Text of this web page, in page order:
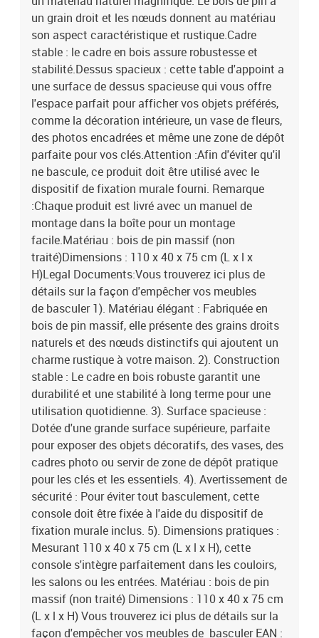
un grain droit et les nœuds donnent au matériau
son aspect caractéristique et rustique.Cadre
stable : le cadre en bois assure robustesse et
stabilité.Dessus spacieux : cette table d'appoint a
une surface de dessus spacieuse qui vous offre
l'espace parfait pour afficher vos objets préférés,
comme la décoration intérieure, un vase de fleurs,
des photos encadrées et même une zone de dépôt
parfaite pour vos clés.Attention :Afin d'éviter qu'il
ne bascule, ce produit doit être utilisé avec le
dispositif de fixation murale fourni. Remarque
:Chaque produit est livré avec un manuel de
montage dans la boîte pour un montage
facile.Matériau : bois de pin massif (non
traité)Dimensions : 110 x 40 x 75 cm (L x l x
H)Legal Documents:Vous trouverez ici plus de
détails sur la façon d'empêcher vos meubles
de basculer 1). Matériau élégant : Fabriquée en
bois de pin massif, elle présente des grains droits
naturels et des nœuds distinctifs qui ajoutent un
charme rustique à votre maison. 2). Construction
stable : Le cadre en bois robuste garantit une
durabilité et une stabilité à long terme pour une
utilisation quotidienne. 3). Surface spacieuse :
Dotée d'une grande surface supérieure, parfaite
pour exposer des objets décoratifs, des vases, des
cadres photo ou servir de zone de dépôt pratique
pour les clés et les essentiels. 4). Avertissement de
sécurité : Pour éviter tout basculement, cette
console doit être fixée à l'aide du dispositif de
fixation murale inclus. 5). Dimensions pratiques :
Mesurant 110 x 40 x 75 cm (L x l x H), cette
console s'intègre parfaitement dans les couloirs,
les salons ou les entrées. Matériau : bois de pin
massif (non traité) Dimensions : 110 x 40 x 75 cm
(L x l x H) Vous trouverez ici plus de détails sur la
façon d'empêcher vos meubles de basculer EAN :